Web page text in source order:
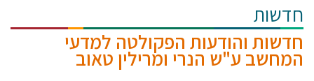
חדשות
חדשות והודעות הפקולטה למדעי
המחשב ע"ש הנרי ומרילין טאוב